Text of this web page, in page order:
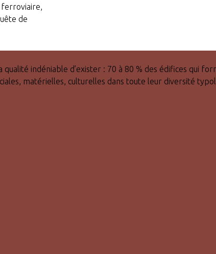
ferroviaire,
de
indéniable d’exister : 70 à 80 % des édifices qui
matérielles, culturelles dans toute leur diversité